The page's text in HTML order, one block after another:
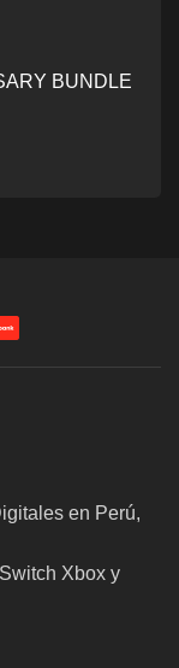
BUNDLE
en Perú,
Xbox y